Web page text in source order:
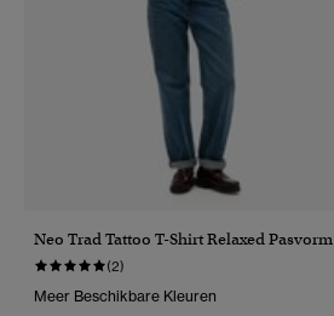
Neo Trad Tattoo T-Shirt Relaxed Pasvorm
(2)
Meer Beschikbare Kleuren